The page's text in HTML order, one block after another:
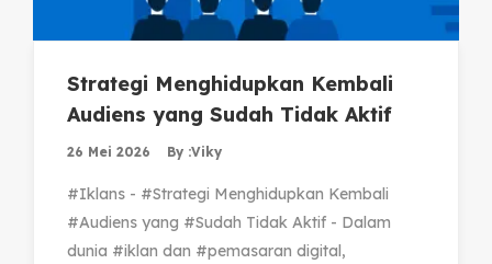
Strategi Menghidupkan Kembali
Audiens yang Sudah Tidak Aktif
26 Mei 2026 By :Viky
#Iklans - #Strategi Menghidupkan Kembali
#Audiens yang #Sudah Tidak Aktif - Dalam
dunia #iklan dan #pemasaran digital,